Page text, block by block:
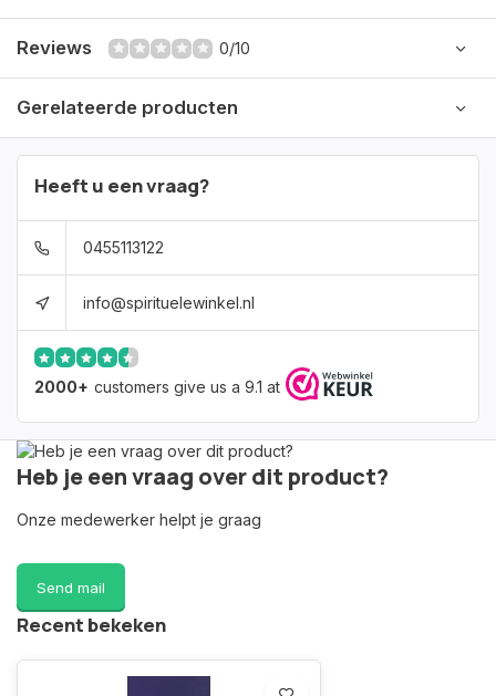
Reviews 0/10
Gerelateerde producten
Heeft u een vraag?
0455113122
info@spirituelewinkel.nl
2000+ customers give us a 9.1 at
Heb je een vraag over dit product?
Onze medewerker helpt je graag
Send mail
Recent bekeken